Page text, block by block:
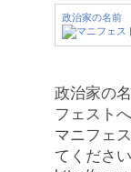
政治家の名前
政治家の
フェスト
マニフェ
てください